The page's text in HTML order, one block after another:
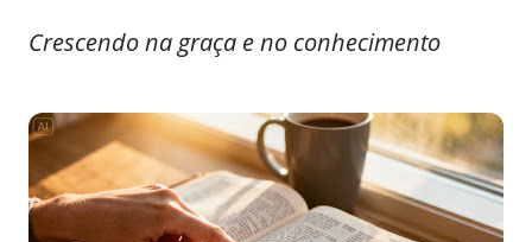
Crescendo na graça e no conhecimento